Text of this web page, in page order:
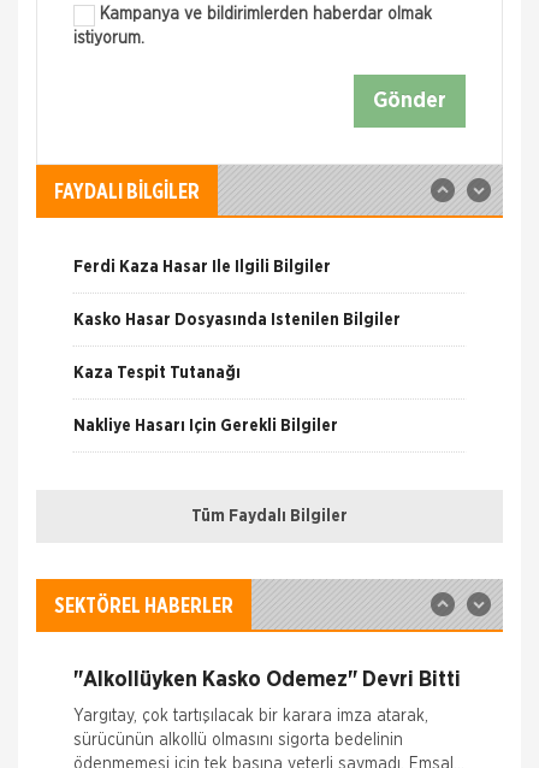
Kampanya ve bildirimlerden haberdar olmak
istiyorum.
Gönder
FAYDALI BİLGİLER
Trafik Hasarı için Gerekli Bilgiler
Yangın Hasarı ile ilgili Bilgiler
Ferdi Kaza Hasar İle İlgili Bilgiler
Kasko Hasar Dosyasında İstenilen Bilgiler
Kaza Tespit Tutanağı
Nakliye Hasarı İçin Gerekli Bilgiler
Yangın Hasarı ile ilgili Bilgiler
Kasko Hasar Dosyasında İstenilen Bilgiler
Kaza Tespit Tutanağı
Tüm Faydalı Bilgiler
SEKTÖREL HABERLER
İSADER; Sigorta Acenteleri Poliçe
Kesemez Hale Geldi
İskenderun Sigorta Acenteleri Derneği (İSADER)
Başkanı Yasin Keleş, zorunlu trafik sigortası
Ekrem Demirtaş, düzenledikleri 'Sigorta Sektörü
Geleceğini Arıyor' arama konferansı ile sektöre yol
"Alkollüyken Kasko Ödemez" Devri Bitti
Yargıtay, çok tartışılacak bir karara imza atarak,
sürücünün alkollü olmasını sigorta bedelinin
ödenmemesi için tek başına yeterli saymadı. Emsal